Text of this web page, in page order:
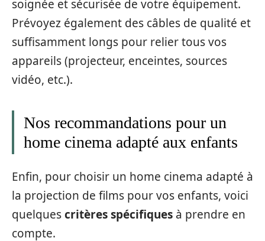
soignée et sécurisée de votre équipement.
Prévoyez également des câbles de qualité et
suffisamment longs pour relier tous vos
appareils (projecteur, enceintes, sources
vidéo, etc.).
Nos recommandations pour un
home cinema adapté aux enfants
Enfin, pour choisir un home cinema adapté à
la projection de films pour vos enfants, voici
quelquescritères spécifiques à prendre en
compte.